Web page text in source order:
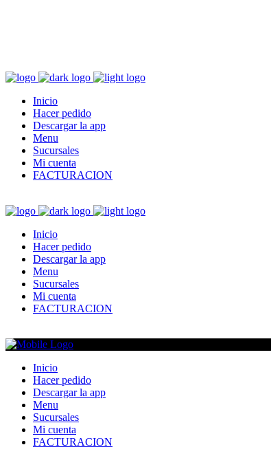
Inicio
Hacer pedido
Descargar la app
Menu
Sucursales
Mi cuenta
FACTURACION
Inicio
Hacer pedido
Descargar la app
Menu
Sucursales
Mi cuenta
FACTURACION
Inicio
Hacer pedido
Descargar la app
Menu
Sucursales
Mi cuenta
FACTURACION